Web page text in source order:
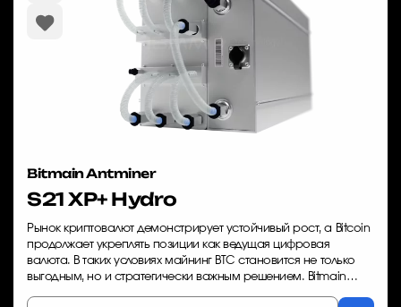
Bitmain Antminer
S21 XP+ Hydro
Рынок криптовалют демонстрирует устойчивый рост, а Bitcoin
продолжает укреплять позиции как ведущая цифровая
валюта. В таких условиях майнинг BTC становится не только
выгодным, но и стратегически важным решением. Bitmain